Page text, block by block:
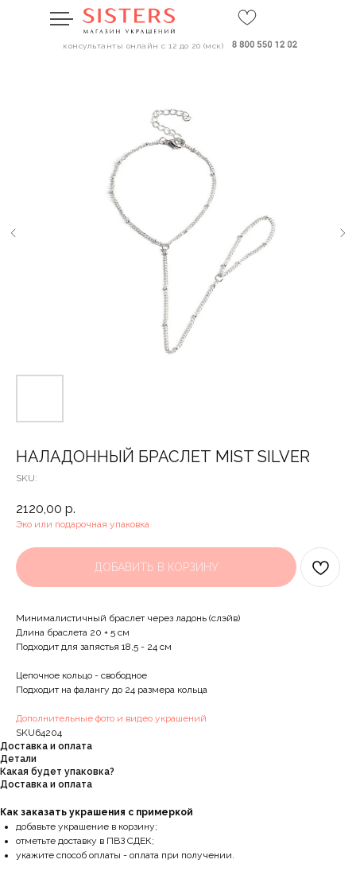
консультанты онлайн с 12 до 20 (мск)
НАЛАДОННЫЙ БРАСЛЕТ MIST SILVER
SKU:
2120,00 р.
Эко или подарочная упаковка
ДОБАВИТЬ В КОРЗИНУ
Минималистичный браслет через ладонь (слэйв)
Длина браслета 20 + 5 см
Подходит для запястья 18,5 - 24 см
Цепочное кольцо - свободное
Подходит на фалангу до 24 размера кольца
Дополнительные фото и видео украшений
SKU64204
Доставка и оплата
Детали
Какая будет упаковка?
Доставка и оплата
Как заказать украшения с примеркой
добавьте украшение в корзину;
отметьте доставку в ПВЗ СДЕК;
укажите способ оплаты - оплата при получении.